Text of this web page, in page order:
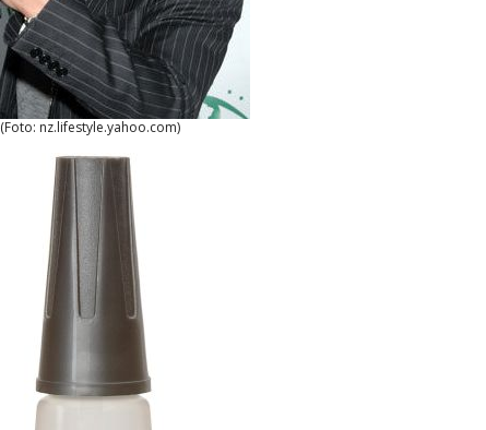
(Foto: nz.lifestyle.yahoo.com)